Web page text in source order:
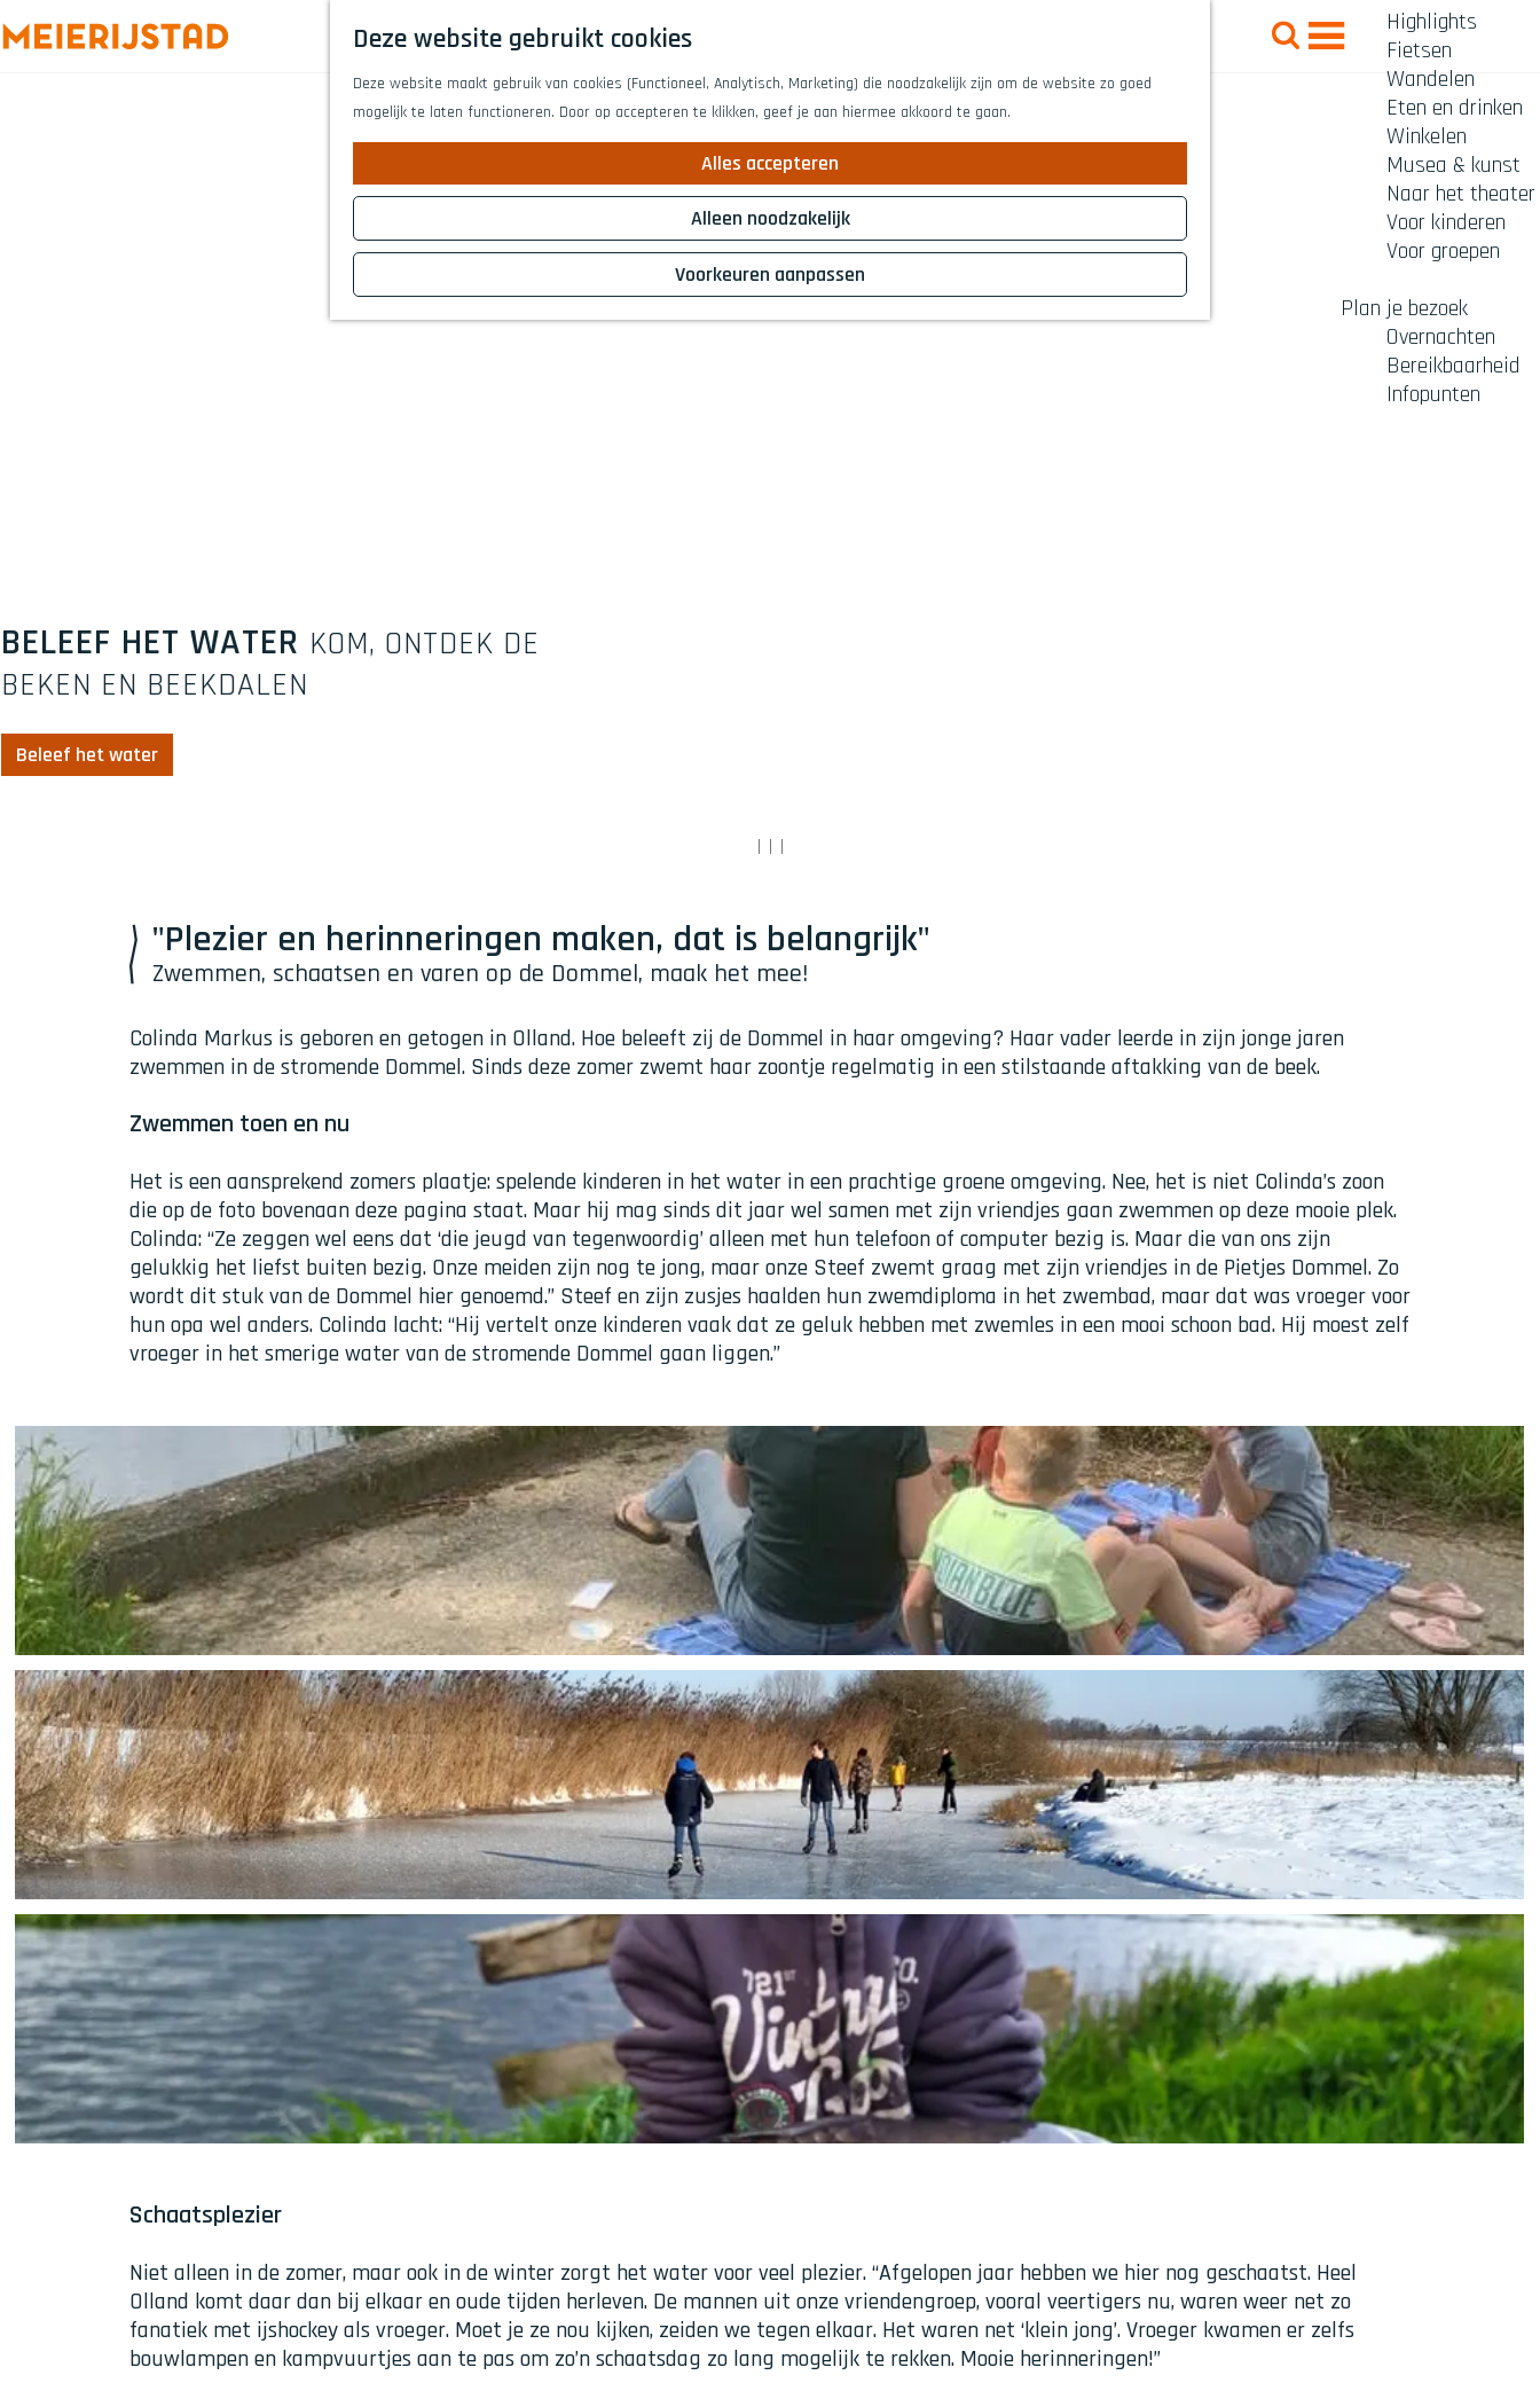
Deze website gebruikt cookies
Deze website maakt gebruik van cookies (Functioneel, Analytisch, Marketing) die noodzakelijk zijn om de website zo goed
mogelijk te laten functioneren. Door op accepteren te klikken, geef je aan hiermee akkoord te gaan.
Alles accepteren
Alleen noodzakelijk
Voorkeuren aanpassen
Z
o
Highlights
Fietsen
Wandelen
Eten en drinken
Winkelen
Musea & kunst
Naar het theater
Voor kinderen
Voor groepen
Plan je bezoek
Overnachten
Bereikbaarheid
Infopunten
BELEEF HET WATER KOM, ONTDEK DE
BEKEN EN BEEKDALEN
Beleef het water
| | |
"Plezier en herinneringen maken, dat is belangrijk"
Zwemmen, schaatsen en varen op de Dommel, maak het mee!
Colinda Markus is geboren en getogen in Olland. Hoe beleeft zij de Dommel in haar omgeving? Haar vader leerde in zijn jonge jaren
zwemmen in de stromende Dommel. Sinds deze zomer zwemt haar zoontje regelmatig in een stilstaande aftakking van de beek.
Zwemmen toen en nu
Het is een aansprekend zomers plaatje: spelende kinderen in het water in een prachtige groene omgeving. Nee, het is niet Colinda’s zoon
die op de foto bovenaan deze pagina staat. Maar hij mag sinds dit jaar wel samen met zijn vriendjes gaan zwemmen op deze mooie plek.
Colinda: “Ze zeggen wel eens dat ‘die jeugd van tegenwoordig’ alleen met hun telefoon of computer bezig is. Maar die van ons zijn
gelukkig het liefst buiten bezig. Onze meiden zijn nog te jong, maar onze Steef zwemt graag met zijn vriendjes in de Pietjes Dommel. Zo
wordt dit stuk van de Dommel hier genoemd.” Steef en zijn zusjes haalden hun zwemdiploma in het zwembad, maar dat was vroeger voor
hun opa wel anders. Colinda lacht: “Hij vertelt onze kinderen vaak dat ze geluk hebben met zwemles in een mooi schoon bad. Hij moest zelf
vroeger in het smerige water van de stromende Dommel gaan liggen.”
Schaatsplezier
Niet alleen in de zomer, maar ook in de winter zorgt het water voor veel plezier. “Afgelopen jaar hebben we hier nog geschaatst. Heel
Olland komt daar dan bij elkaar en oude tijden herleven. De mannen uit onze vriendengroep, vooral veertigers nu, waren weer net zo
fanatiek met ijshockey als vroeger. Moet je ze nou kijken, zeiden we tegen elkaar. Het waren net ‘klein jong’. Vroeger kwamen er zelfs
bouwlampen en kampvuurtjes aan te pas om zo’n schaatsdag zo lang mogelijk te rekken. Mooie herinneringen!”